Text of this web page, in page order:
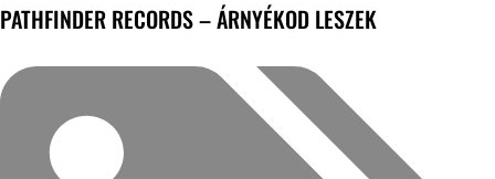
PATHFINDER RECORDS – ÁRNYÉKOD LESZEK